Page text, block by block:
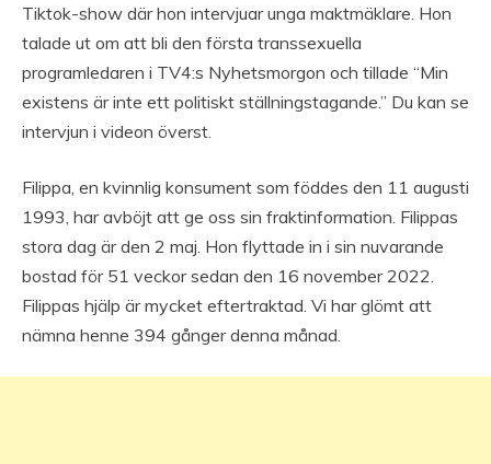
Tiktok-show där hon intervjuar unga maktmäklare. Hon
talade ut om att bli den första transsexuella
programledaren i TV4:s Nyhetsmorgon och tillade “Min
existens är inte ett politiskt ställningstagande.” Du kan se
intervjun i videon överst.
Filippa, en kvinnlig konsument som föddes den 11 augusti
1993, har avböjt att ge oss sin fraktinformation. Filippas
stora dag är den 2 maj. Hon flyttade in i sin nuvarande
bostad för 51 veckor sedan den 16 november 2022.
Filippas hjälp är mycket eftertraktad. Vi har glömt att
nämna henne 394 gånger denna månad.